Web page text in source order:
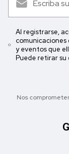
Al registrarse,
comunicaciones
y eventos que
Puede retirar
Nos